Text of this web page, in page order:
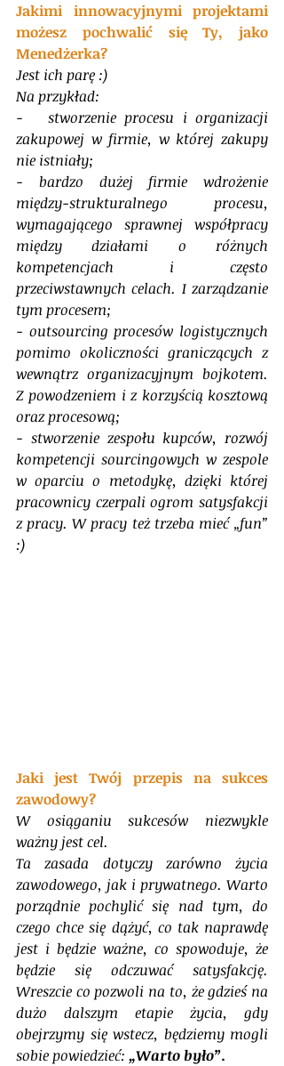
Jakimi innowacyjnymi projektami
możesz pochwalić się Ty, jako
Menedżerka?
Jest ich parę :)
Na przykład:
-   stworzenie procesu i organizacji
zakupowej w firmie, w której zakupy
nie istniały;
- bardzo dużej firmie wdrożenie
między-strukturalnego procesu,
wymagającego sprawnej współpracy
między działami o różnych
kompetencjach i często
przeciwstawnych celach. I zarządzanie
tym procesem;
- outsourcing procesów logistycznych
pomimo okoliczności graniczących z
wewnątrz organizacyjnym bojkotem.
Z powodzeniem i z korzyścią kosztową
oraz procesową;
- stworzenie zespołu kupców, rozwój
kompetencji sourcingowych w zespole
w oparciu o metodykę, dzięki której
pracownicy czerpali ogrom satysfakcji
z pracy. W pracy też trzeba mieć „fun”
:)
Jaki jest Twój przepis na sukces
zawodowy?
W osiąganiu sukcesów niezwykle
ważny jest cel.
Ta zasada dotyczy zarówno życia
zawodowego, jak i prywatnego. Warto
porządnie pochylić się nad tym, do
czego chce się dążyć, co tak naprawdę
jest i będzie ważne, co spowoduje, że
będzie się odczuwać satysfakcję.
Wreszcie co pozwoli na to, że gdzieś na
dużo dalszym etapie życia, gdy
obejrzymy się wstecz, będziemy mogli
sobie powiedzieć: „Warto było”.